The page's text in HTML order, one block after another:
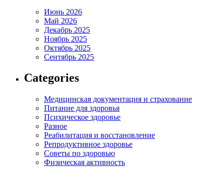
Июнь 2026
Май 2026
Декабрь 2025
Ноябрь 2025
Октябрь 2025
Сентябрь 2025
Categories
Медицинская документация и страхование
Питание для здоровья
Психическое здоровье
Разное
Реабилитация и восстановление
Репродуктивное здоровье
Советы по здоровью
Физическая активность